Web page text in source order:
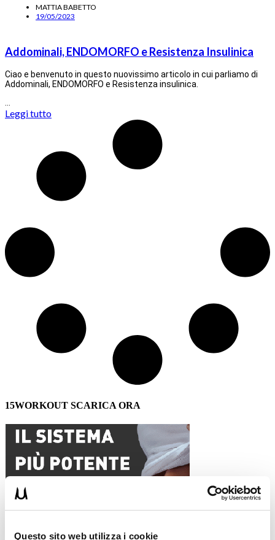
Questo sito web utilizza i cookie
MATTIA BABETTO
19/05/2023
Addominali, ENDOMORFO e Resistenza Insulinica
Ciao e benvenuto in questo nuovissimo articolo in cui parliamo di
Addominali, ENDOMORFO e Resistenza insulinica.
Leggi tutto
15WORKOUT SCARICA ORA